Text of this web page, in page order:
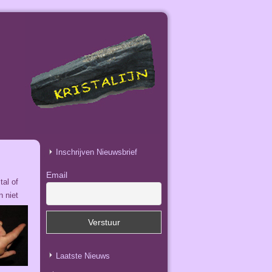
of
niet
Inschrijven Nieuwsbrief
Email
Laatste Nieuws